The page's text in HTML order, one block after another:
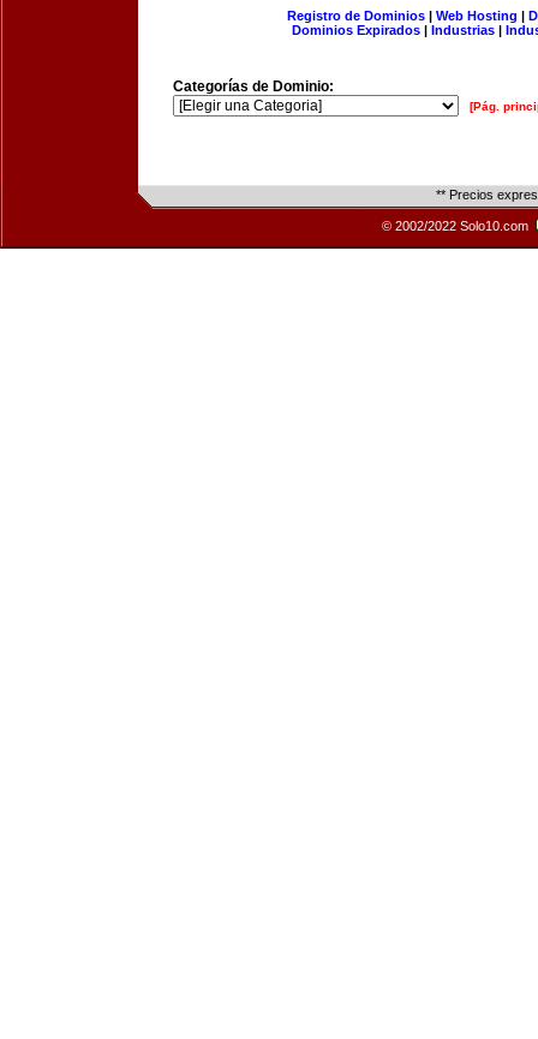
Registro de Dominios| Web Hosting |
Dominios Expirados | Industrias |
Categorías de Dominio:
[Pág.
** Precios
© 2002/2022 Solo10.com